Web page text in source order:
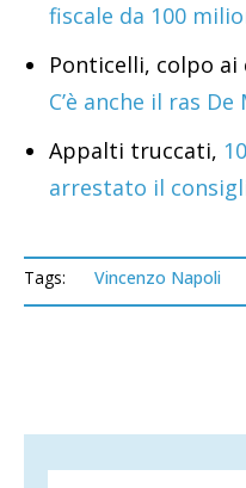
fiscale da 100
Ponticelli, colpo ai
C’è anche il ras
Appalti truccati,
arrestato il
Tags: Vincenzo Napoli
«Cui
ritorno